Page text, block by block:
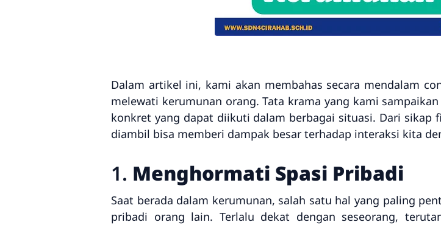
Dalam artikel ini, kami akan membahas secara mendalam
melewati kerumunan orang. Tata krama yang kami
konkret yang dapat diikuti dalam berbagai situasi. Dari sikap
diambil bisa memberi dampak besar terhadap interaksi kita
1. Menghormati Spasi Pribadi
Saat berada dalam kerumunan, salah satu hal yang paling
pribadi orang lain. Terlalu dekat dengan seseorang,